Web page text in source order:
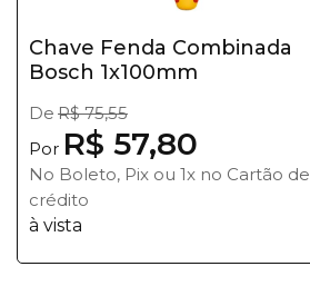
Chave Fenda Combinada
Bosch 1x100mm
De R$ 75,55
Por R$ 57,80
No Boleto, Pix ou 1x no Cartão de
crédito
à vista